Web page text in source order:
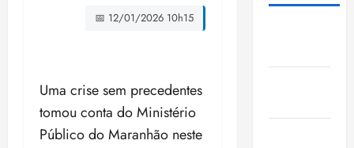
📅 12/01/2026 10h15
Uma crise sem precedentes
tomou conta do Ministério
Público do Maranhão neste